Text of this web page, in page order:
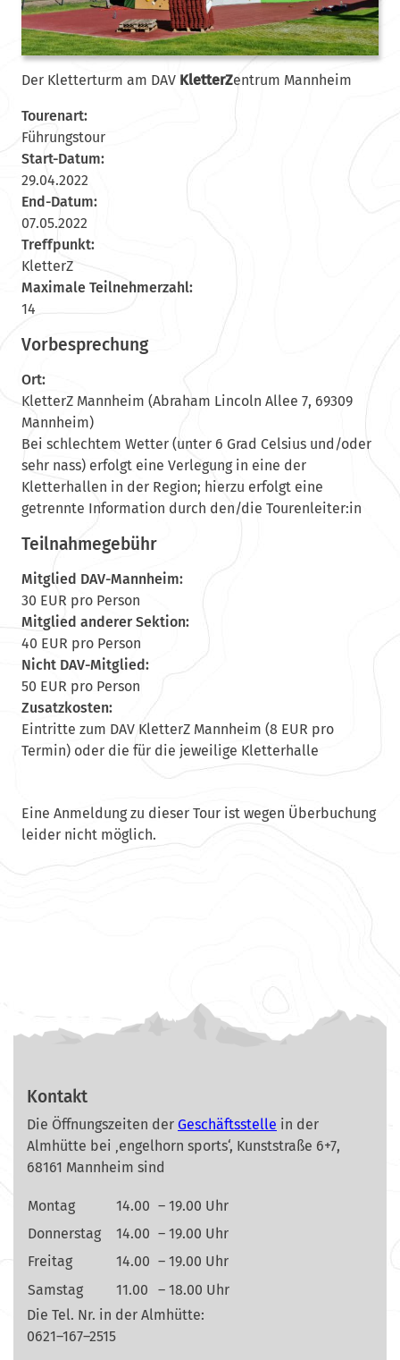
Der Kletterturm am DAV KletterZentrum Mannheim
Tourenart:
Führungstour
Start-Datum:
29.04.2022
End-Datum:
07.05.2022
Treffpunkt:
KletterZ
Maximale Teilnehmerzahl:
14
Vorbesprechung
Ort:
KletterZ Mannheim (Abraham Lincoln Allee 7, 69309
Mannheim)
Bei schlechtem Wetter (unter 6 Grad Celsius und/oder
sehr nass) erfolgt eine Verlegung in eine der
Kletterhallen in der Region; hierzu erfolgt eine
getrennte Information durch den/die Tourenleiter:in
Teilnahmegebühr
Mitglied DAV-Mannheim:
30 EUR pro Person
Mitglied anderer Sektion:
40 EUR pro Person
Nicht DAV-Mitglied:
50 EUR pro Person
Zusatzkosten:
Eintritte zum DAV KletterZ Mannheim (8 EUR pro
Termin) oder die für die jeweilige Kletterhalle
Eine Anmeldung zu dieser Tour ist wegen Überbuchung
leider nicht möglich.
Kontakt
Die Öffnungszeiten der Geschäftsstelle in der
Almhütte bei ‚engelhorn sports‘, Kunststraße 6+7,
68161 Mannheim sind
Montag 14.00 – 19.00 Uhr
Donnerstag
14.00 – 19.00 Uhr
Freitag
14.00 – 19.00 Uhr
Samstag
11.00
– 18.00 Uhr
Die Tel. Nr. in der Almhütte:
0621–167–2515